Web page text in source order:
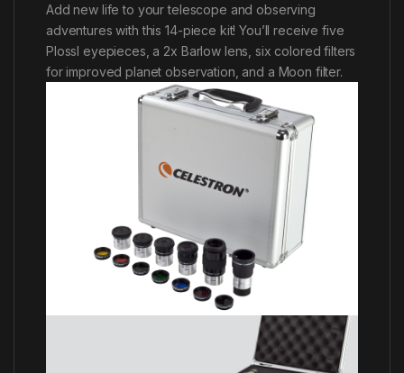
Add new life to your telescope and observing
adventures with this 14-piece kit! You’ll receive five
Plossl eyepieces, a 2x Barlow lens, six colored filters
for improved planet observation, and a Moon filter.